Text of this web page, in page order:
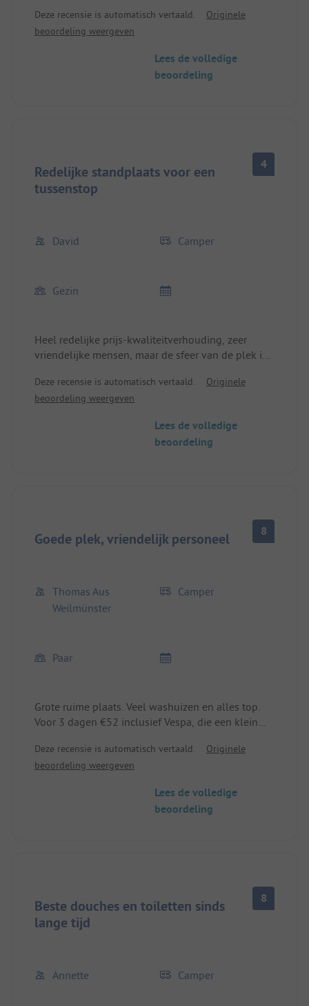
gerenoveerd. Zwembad schoon, het personeel
vriendelijk.
Deze recensie is automatisch vertaald.
Originele
beoordeling weergeven
Lees de volledige
beoordeling
Redelijke standplaats voor een
tussenstop
4
David Camper
Gezin
Heel redelijke prijs-kwaliteitverhouding, zeer
vriendelijke mensen, maar de sfeer van de plek is
kampeerplaatsen (vaak opgesloten & zeer
donker/ouderwets) zien er al met al somber uit en
Deze recensie is automatisch vertaald.
Originele
beoordeling weergeven
Lees de volledige
beoordeling
Goede plek, vriendelijk personeel 8
Thomas Aus
Weilmünster
Camper
Paar
Grote ruime plaats. Veel washuizen en alles top.
Voor 3 dagen €52 inclusief Vespa, die een klein
Deze recensie is automatisch vertaald.
Originele
beoordeling weergeven
Lees de volledige
beoordeling
Beste douches en toiletten sinds
lange tijd
8
Annette Camper